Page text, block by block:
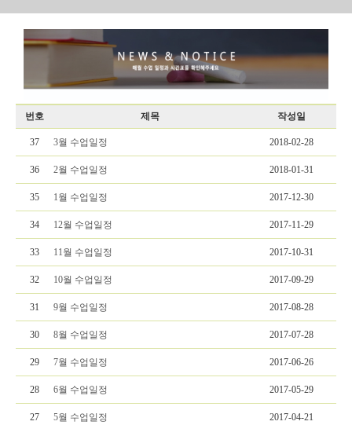
번호 제목 작성일
37 3월 수업일정 2018-02-28
36 2월 수업일정 2018-01-31
35 1월 수업일정 2017-12-30
34 12월 수업일정 2017-11-29
33 11월 수업일정 2017-10-31
32 10월 수업일정 2017-09-29
31 9월 수업일정 2017-08-28
30 8월 수업일정 2017-07-28
29 7월 수업일정 2017-06-26
28 6월 수업일정 2017-05-29
27 5월 수업일정 2017-04-21